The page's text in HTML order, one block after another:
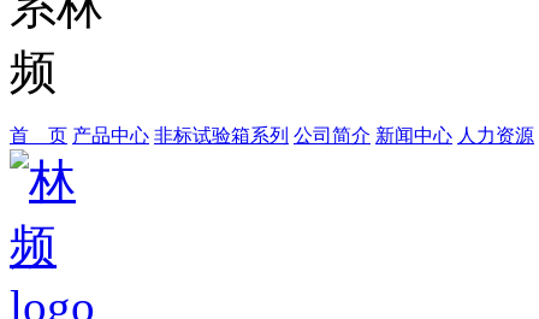
首 页 产品中心 非标试验箱系列 公司简介 新闻中心 人力资源